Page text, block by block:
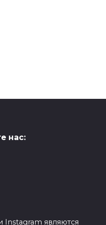
нас:
Instagram являются